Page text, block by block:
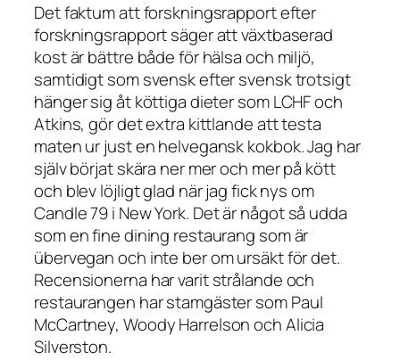
Det faktum att forskningsrapport efter
forskningsrapport säger att växtbaserad
kost är bättre både för hälsa och miljö,
samtidigt som svensk efter svensk trotsigt
hänger sig åt köttiga dieter som LCHF och
Atkins, gör det extra kittlande att testa
maten ur just en helvegansk kokbok. Jag har
själv börjat skära ner mer och mer på kött
och blev löjligt glad när jag fick nys om
Candle 79i New York. Det är något så udda
som en fine dining restaurang som är
übervegan och inte ber om ursäkt för det.
Recensionerna har varit strålande och
restaurangen har stamgäster somPaul
McCartney, Woody Harrelson och Alicia
Silverston.